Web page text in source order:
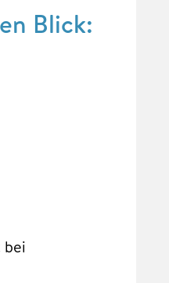
Blick:
bei